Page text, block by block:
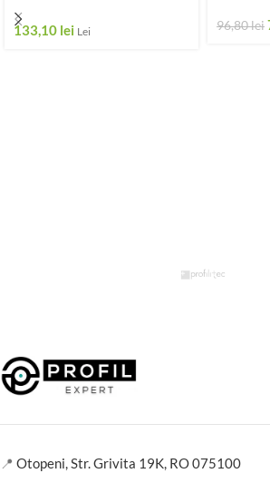
133,10 lei Lei 96,80lei
📍 Otopeni, Str. Grivita 19K, RO 075100